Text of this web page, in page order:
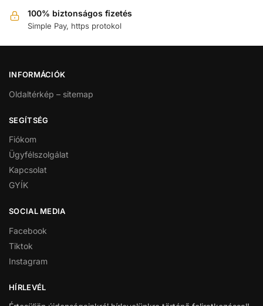
100% biztonságos fizetés
Simple Pay, https protokol
INFORMÁCIÓK
Oldaltérkép – sitemap
SEGÍTSÉG
Fiókom
Ügyfélszolgálat
Kapcsolat
GYÍK
SOCIAL MEDIA
Facebook
Tiktok
Instagram
HÍRLEVÉL